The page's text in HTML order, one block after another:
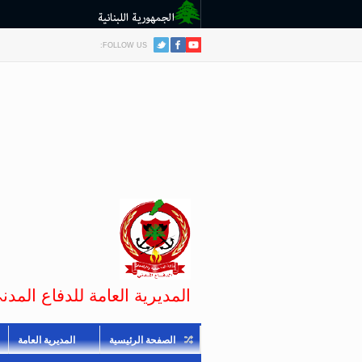
FOLLOW US:
المديرية العامة للدفاع
الصفحة الرئيسية المديرية العامة